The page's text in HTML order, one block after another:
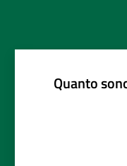
Quanto